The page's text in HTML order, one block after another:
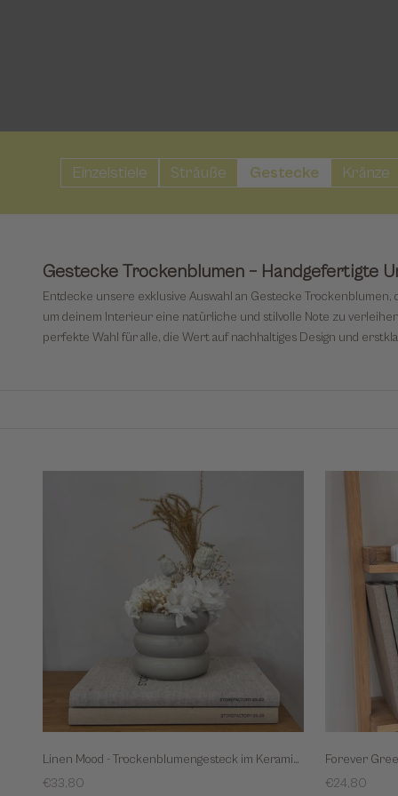
Einzelstiele Sträuße Gestecke Kränze
Gestecke Trockenblumen – Handgefertigte
Entdecke unsere exklusive Auswahl an Gestecke
um deinem Interieur eine natürliche und stilvolle Note zu
perfekte Wahl für alle, die Wert auf nachhaltiges Design und
Linen Mood - Trockenblumengesteck im Keramiktopf
Sale
€33,80
Sale
€24,80